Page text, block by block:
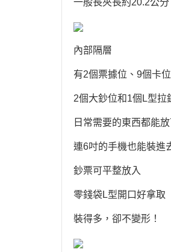
一般長夾長約20.2公
內部隔層
有2個票據位、9個卡位
2個大鈔位和1個L型拉
日常需要的東西都能
連6吋的手機也能裝進
鈔票可平整放入
零錢袋L型開口好拿取
裝得多，卻不變形！